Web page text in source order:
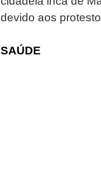
devido aos
SAÚDE